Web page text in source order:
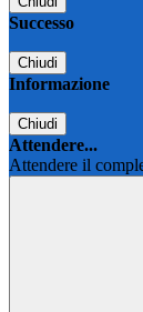
Successo
Chiudi
Informazione
Chiudi
Attendere...
Attendere il